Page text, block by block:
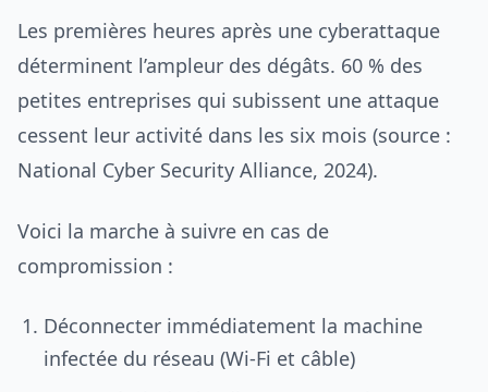
Les premières heures après une cyberattaque
déterminent l’ampleur des dégâts. 60 % des
petites entreprises qui subissent une attaque
cessent leur activité dans les six mois (source :
National Cyber Security Alliance, 2024).
Voici la marche à suivre en cas de
compromission :
Déconnecter immédiatement la machine
infectée du réseau (Wi-Fi et câble)